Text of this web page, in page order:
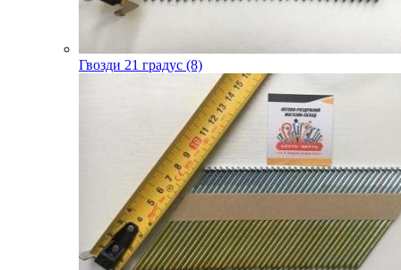
Гвозди 21 градус (8)